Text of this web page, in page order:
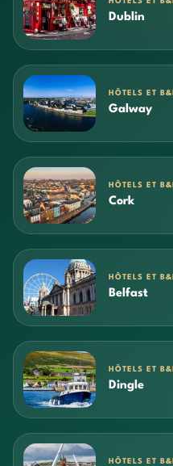
Dublin
HÔTELS ET
Galway
HÔTELS ET
Cork
HÔTELS ET
Belfast
HÔTELS ET
Dingle
HÔTELS ET